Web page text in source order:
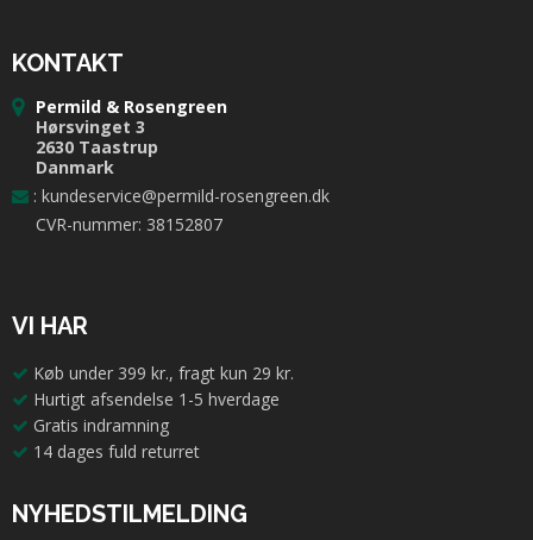
KONTAKT
Permild & Rosengreen
Hørsvinget 3
2630 Taastrup
Danmark
: kundeservice@permild-rosengreen.dk
CVR-nummer: 38152807
VI HAR
Køb under 399 kr., fragt kun 29 kr.
Hurtigt afsendelse 1-5 hverdage
Gratis indramning
14 dages fuld returret
NYHEDSTILMELDING